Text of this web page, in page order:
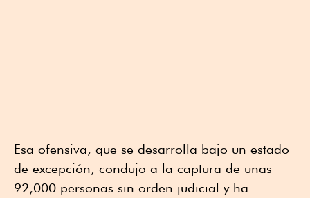
Esa ofensiva, que se desarrolla bajo un estado
de excepción, condujo a la captura de unas
92,000 personas sin orden judicial y ha